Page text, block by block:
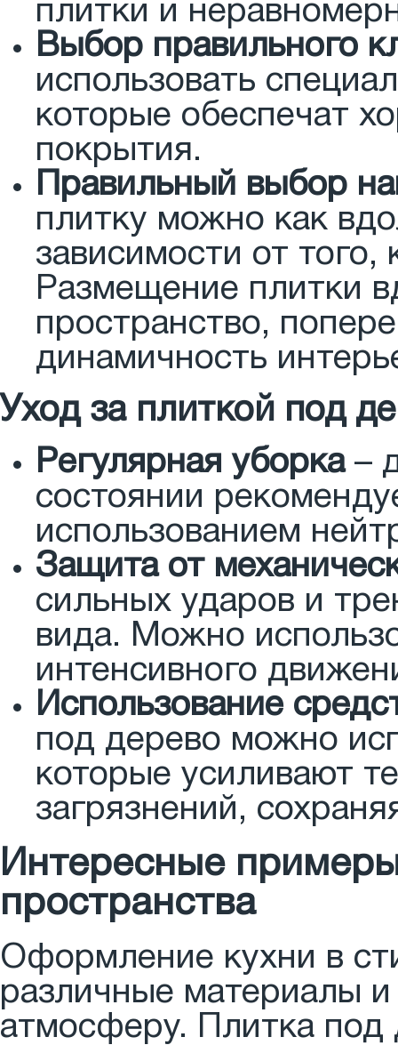
плитки и
Выбор правильного
использовать
которые обеспечат
покрытия.
Правильный выбор
плитку можно как
зависимости от
Размещение плитки
пространство,
динамичность
Уход за плиткой под
Регулярная уборка–
состоянии
использованием
Защита от
сильных ударов и
вида. Можно
интенсивного
Использование
под дерево можно
которые усиливают
загрязнений,
Интересные
пространства
Оформление кухни в
различные материалы
атмосферу. Плитка под